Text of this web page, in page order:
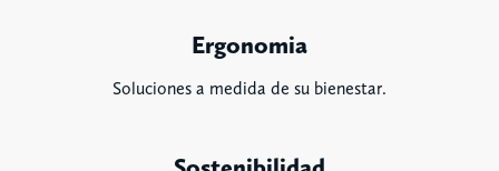
Ergonomia
Soluciones a medida de su bienestar.